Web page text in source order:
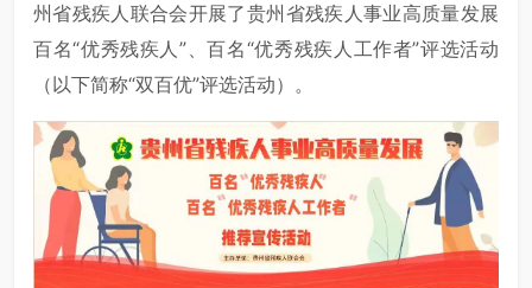
州省残疾人联合会开展了贵州省残疾人事业高质量发展
百名“优秀残疾人”、百名“优秀残疾人工作者”评选活动
（以下简称“双百优”评选活动）。